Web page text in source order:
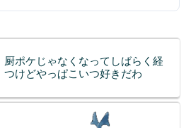
厨ポケじゃなくなってしばらく経
つけどやっぱこいつ好きだわ